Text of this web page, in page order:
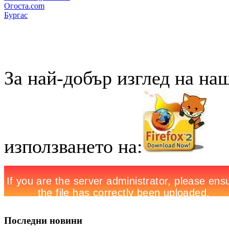
Огоста.com
Бургас
За най-добър изглед на
използването на:
Последни новини